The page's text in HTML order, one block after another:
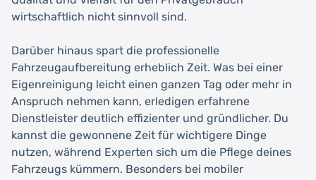
wirtschaftlich nicht sinnvoll sind.
Darüber hinaus spart die professionelle
Fahrzeugaufbereitung erheblich Zeit. Was bei einer
Eigenreinigung leicht einen ganzen Tag oder mehr in
Anspruch nehmen kann, erledigen erfahrene
Dienstleister deutlich effizienter und gründlicher. Du
kannst die gewonnene Zeit für wichtigere Dinge
nutzen, während Experten sich um die Pflege deines
Fahrzeugs kümmern. Besonders bei mobiler